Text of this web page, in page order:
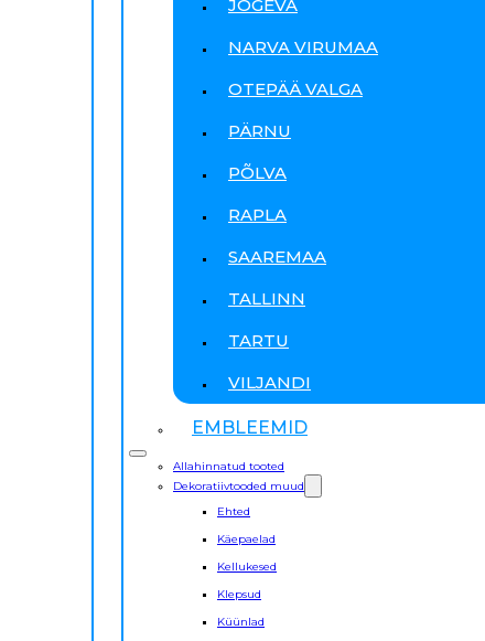
JÕGEVA
NARVA VIRUMAA
OTEPÄÄ VALGA
PÄRNU
PÕLVA
RAPLA
SAAREMAA
TALLINN
TARTU
VILJANDI
EMBLEEMID
Allahinnatud tooted
Dekoratiivtooded muud
Ehted
Käepaelad
Kellukesed
Klepsud
Küünlad